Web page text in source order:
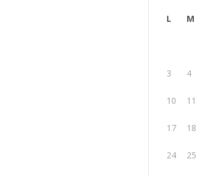
L M
3 4
10 11
17 18
24 25